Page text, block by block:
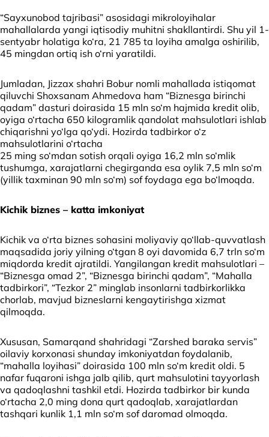
“Sayxunobod tajribasi” asosidagi mikroloyihalar
mahallalarda yangi iqtisodiy muhitni shakllantirdi. Shu yil 1-
sentyabr holatiga ko‘ra, 21 785 ta loyiha amalga oshirilib,
45 mingdan ortiq ish o‘rni yaratildi.
Jumladan, Jizzax shahri Bobur nomli mahallada istiqomat
qiluvchi Shoxsanam Ahmedova ham “Biznesga birinchi
qadam” dasturi doirasida 15 mln so‘m hajmida kredit olib,
oyiga o‘rtacha 650 kilogramlik qandolat mahsulotlari ishlab
chiqarishni yo‘lga qo‘ydi. Hozirda tadbirkor o‘z
mahsulotlarini o‘rtacha
25 ming so‘mdan sotish orqali oyiga 16,2 mln so‘mlik
tushumga, xarajatlarni chegirganda esa oylik 7,5 mln so‘m
(yillik taxminan 90 mln so‘m) sof foydaga ega bo‘lmoqda.
Kichik biznes – katta imkoniyat
Kichik va o‘rta biznes sohasini moliyaviy qo‘llab-quvvatlash
maqsadida joriy yilning o‘tgan 8 oyi davomida 6,7 trln so‘m
miqdorda kredit ajratildi. Yangilangan kredit mahsulotlari –
“Biznesga omad 2”, “Biznesga birinchi qadam”, “Mahalla
tadbirkori”, “Tezkor 2” minglab insonlarni tadbirkorlikka
chorlab, mavjud bizneslarni kengaytirishga xizmat
qilmoqda.
Xususan, Samarqand shahridagi “Zarshed baraka servis”
oilaviy korxonasi shunday imkoniyatdan foydalanib,
“mahalla loyihasi” doirasida 100 mln so‘m kredit oldi. 5
nafar fuqaroni ishga jalb qilib, qurt mahsulotini tayyorlash
va qadoqlashni tashkil etdi. Hozirda tadbirkor bir kunda
o‘rtacha 2,0 ming dona qurt qadoqlab, xarajatlardan
tashqari kunlik 1,1 mln so‘m sof daromad olmoqda.